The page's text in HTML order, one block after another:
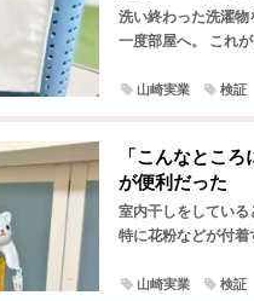
洗い終わった洗濯
一度部屋へ。 これ
山崎実業 検証
「こんなとこ
が便利だった
室内干しをしている
特に花粉などが付
山崎実業 検証